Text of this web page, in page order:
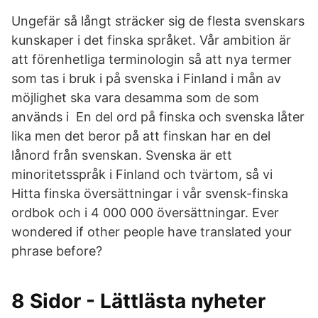
Ungefär så långt sträcker sig de flesta svenskars
kunskaper i det finska språket. Vår ambition är
att förenhetliga terminologin så att nya termer
som tas i bruk i på svenska i Finland i mån av
möjlighet ska vara desamma som de som
används i En del ord på finska och svenska låter
lika men det beror på att finskan har en del
lånord från svenskan. Svenska är ett
minoritetsspråk i Finland och tvärtom, så vi
Hitta finska översättningar i vår svensk-finska
ordbok och i 4 000 000 översättningar. Ever
wondered if other people have translated your
phrase before?
8 Sidor - Lättlästa nyheter